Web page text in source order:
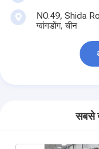
NO.49, Shida
ग्वांगडोंग, चीन
सबसे